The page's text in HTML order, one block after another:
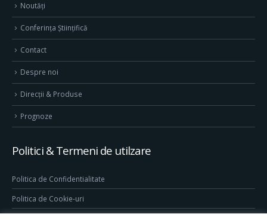
Noutăți
Conferința Științifică
Contact
Despre noi
Direcţii & Produse
Prognoze
Politici & Termeni de utilzare
Politica de Confidentialitate
Politica de Cookie-uri